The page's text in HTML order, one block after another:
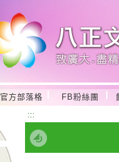
官方部落格 FB粉絲團
:::